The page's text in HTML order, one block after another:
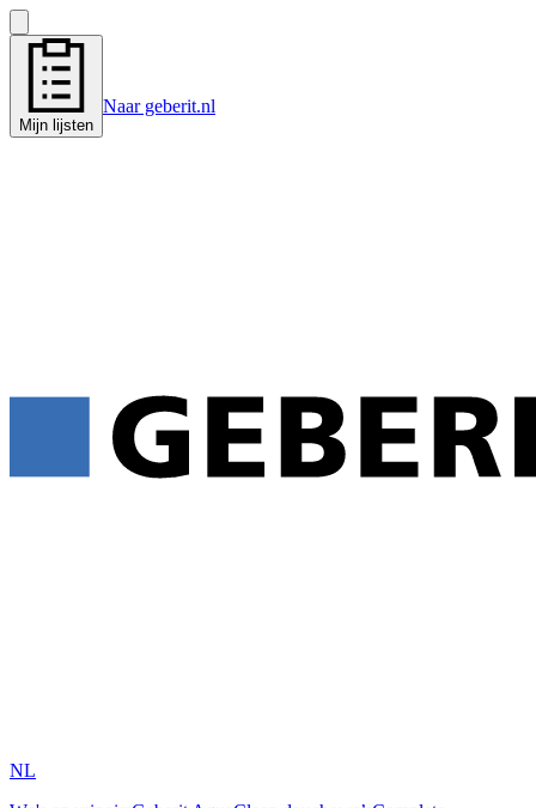
Mijn lijsten
Naar geberit.nl
NL